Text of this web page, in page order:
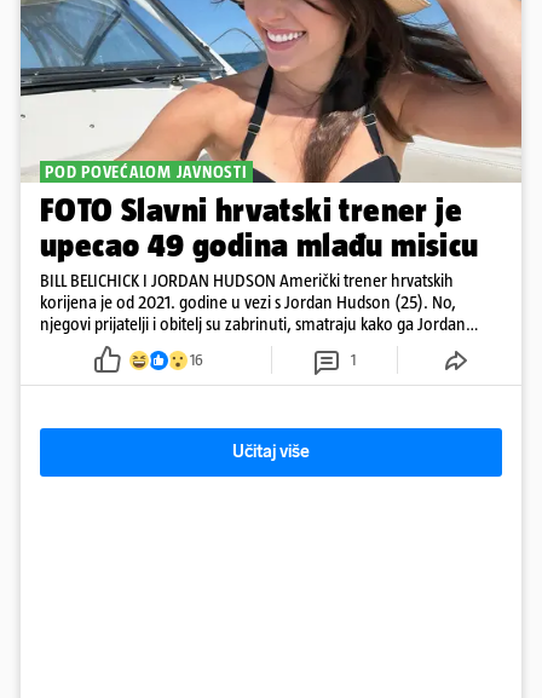
POD POVEĆALOM JAVNOSTI
FOTO Slavni hrvatski trener je
upecao 49 godina mlađu misicu
BILL BELICHICK I JORDAN HUDSON Američki trener hrvatskih
korijena je od 2021. godine u vezi s Jordan Hudson (25). No,
njegovi prijatelji i obitelj su zabrinuti, smatraju kako ga Jordan
kontrolira
16 1
Učitaj više